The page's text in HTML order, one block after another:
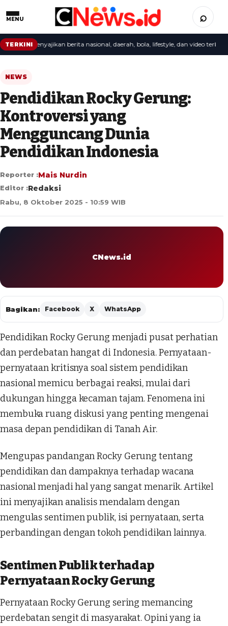
MENU ⌕
TERKINI
menyajikan berita nasional, daerah, bola, lifestyle, dan video terbaru.
NEWS
Pendidikan Rocky Gerung:
Kontroversi yang
Mengguncang Dunia
Pendidikan Indonesia
Reporter :Mais Nurdin
Editor :Redaksi
Rabu, 8 Oktober 2025 - 10:59 WIB
CNews.id
Bagikan: Facebook X WhatsApp
Pendidikan Rocky Gerung menjadi pusat perhatian
dan perdebatan hangat di Indonesia. Pernyataan-
pernyataan kritisnya soal sistem pendidikan
nasional memicu berbagai reaksi, mulai dari
dukungan hingga kecaman tajam. Fenomena ini
membuka ruang diskusi yang penting mengenai
masa depan pendidikan di Tanah Air.
Mengupas pandangan Rocky Gerung tentang
pendidikan dan dampaknya terhadap wacana
nasional menjadi hal yang sangat menarik. Artikel
ini menyajikan analisis mendalam dengan
mengulas sentimen publik, isi pernyataan, serta
perbandingan dengan tokoh pendidikan lainnya.
Sentimen Publik terhadap
Pernyataan Rocky Gerung
Pernyataan Rocky Gerung sering memancing
perdebatan sengit di masyarakat. Opini yang ia